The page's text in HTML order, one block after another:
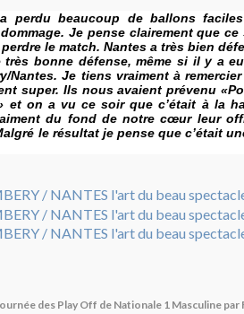
perdu beaucoup de ballons
Je pense clairement que
le match. Nantes a très bien
très bonne défense, même si il y a
Nantes. Je tiens vraiment à
super. Ils nous avaient prévenu
et on a vu ce soir que c’était à la
du fond de notre cœur leur
le résultat je pense que c’était
des Play Off de Nationale 1 Masculine par